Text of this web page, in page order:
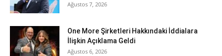
Ağustos 7, 2026
One More Şirketleri Hakkındaki İddialara
İlişkin Açıklama Geldi
Ağustos 6, 2026